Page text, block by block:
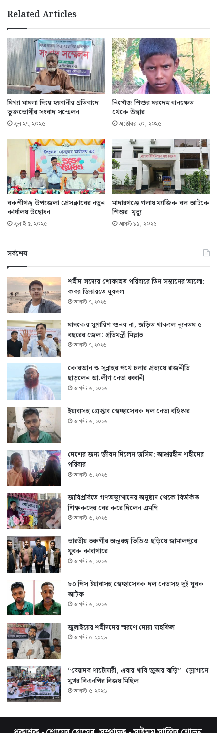
Related Articles
মিথ্যা মামলা দিয়ে হয়রানীর প্রতিবাদে
ভুক্তভোগীর সংবাদ সম্মেলন
জুন ২৭, ২০২৫
নিখোঁজ শিশুর মরদেহ ধানক্ষেত
থেকে উদ্ধার
অক্টোবর ২০, ২০২৫
বকশীগঞ্জ উপজেলা প্রেসক্লাবের নতুন
কার্যালয় উদ্বোধন
জুলাই ৫, ২০২৫
মাদারগঞ্জে গলায় ম্যাজিক বল আটকে
শিশুর মৃত্যু
আগস্ট ১৯, ২০২৫
সর্বশেষ
শহীদ সদ্যের শোকাহত পরিবারে তিন সন্তানের আলো:
কবর জিয়ারতে যুবদল
আগস্ট ৭, ২০২৬
মাদকের সুপারিশ শুনব না, জড়িত থাকলে ন্যূনতম ৫
বছরের জেল: প্রতিমন্ত্রী মিল্লাত
আগস্ট ৭, ২০২৬
কোরআন ও সুন্নাহর পথে চলার প্রত্যয়ে রাজনীতি
ছাড়লেন আ.লীগ নেতা রব্বানী
আগস্ট ৬, ২০২৬
ইয়াবাসহ গ্রেপ্তার স্বেচ্ছাসেবক দল নেতা বহিষ্কার
আগস্ট ৬, ২০২৬
দেশের জন্য জীবন দিলেন জসিম: আশ্রয়হীন শহীদের
পরিবার
আগস্ট ৬, ২০২৬
জাবিপ্রবিতে গণঅভ্যুত্থানের অনুষ্ঠান থেকে বিতর্কিত
শিক্ষকদের বের করে দিলেন এমপি
আগস্ট ৬, ২০২৬
ভারতীয় তরুণীর অন্তরঙ্গ ভিডিও ছড়িয়ে জামালপুরে
যুবক কারাগারে
আগস্ট ৬, ২০২৬
৮০ পিস ইয়াবাসহ স্বেচ্ছাসেবক দল নেতাসহ দুই যুবক
আটক
আগস্ট ৬, ২০২৬
জুলাইয়ের শহীদদের স্মরণে দোয়া মাহফিল
আগস্ট ৫, ২০২৬
“বেয়াদব পাটোয়ারী, এবার খাবি জুতার বাড়ি”- স্লোগানে
মুখর বিএনপির বিজয় মিছিল
আগস্ট ৫, ২০২৬